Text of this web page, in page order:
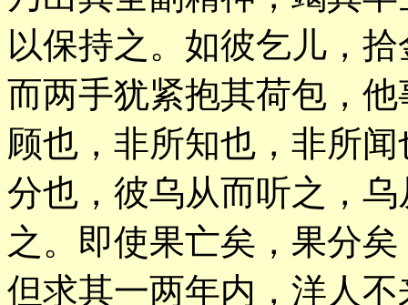
以保持之。如彼乞儿，
而两手犹紧抱其荷包，他
顾也，非所知也，非所
分也，彼乌从而听之，乌
之。即使果亡矣，果分
但求其一两年内，洋人不